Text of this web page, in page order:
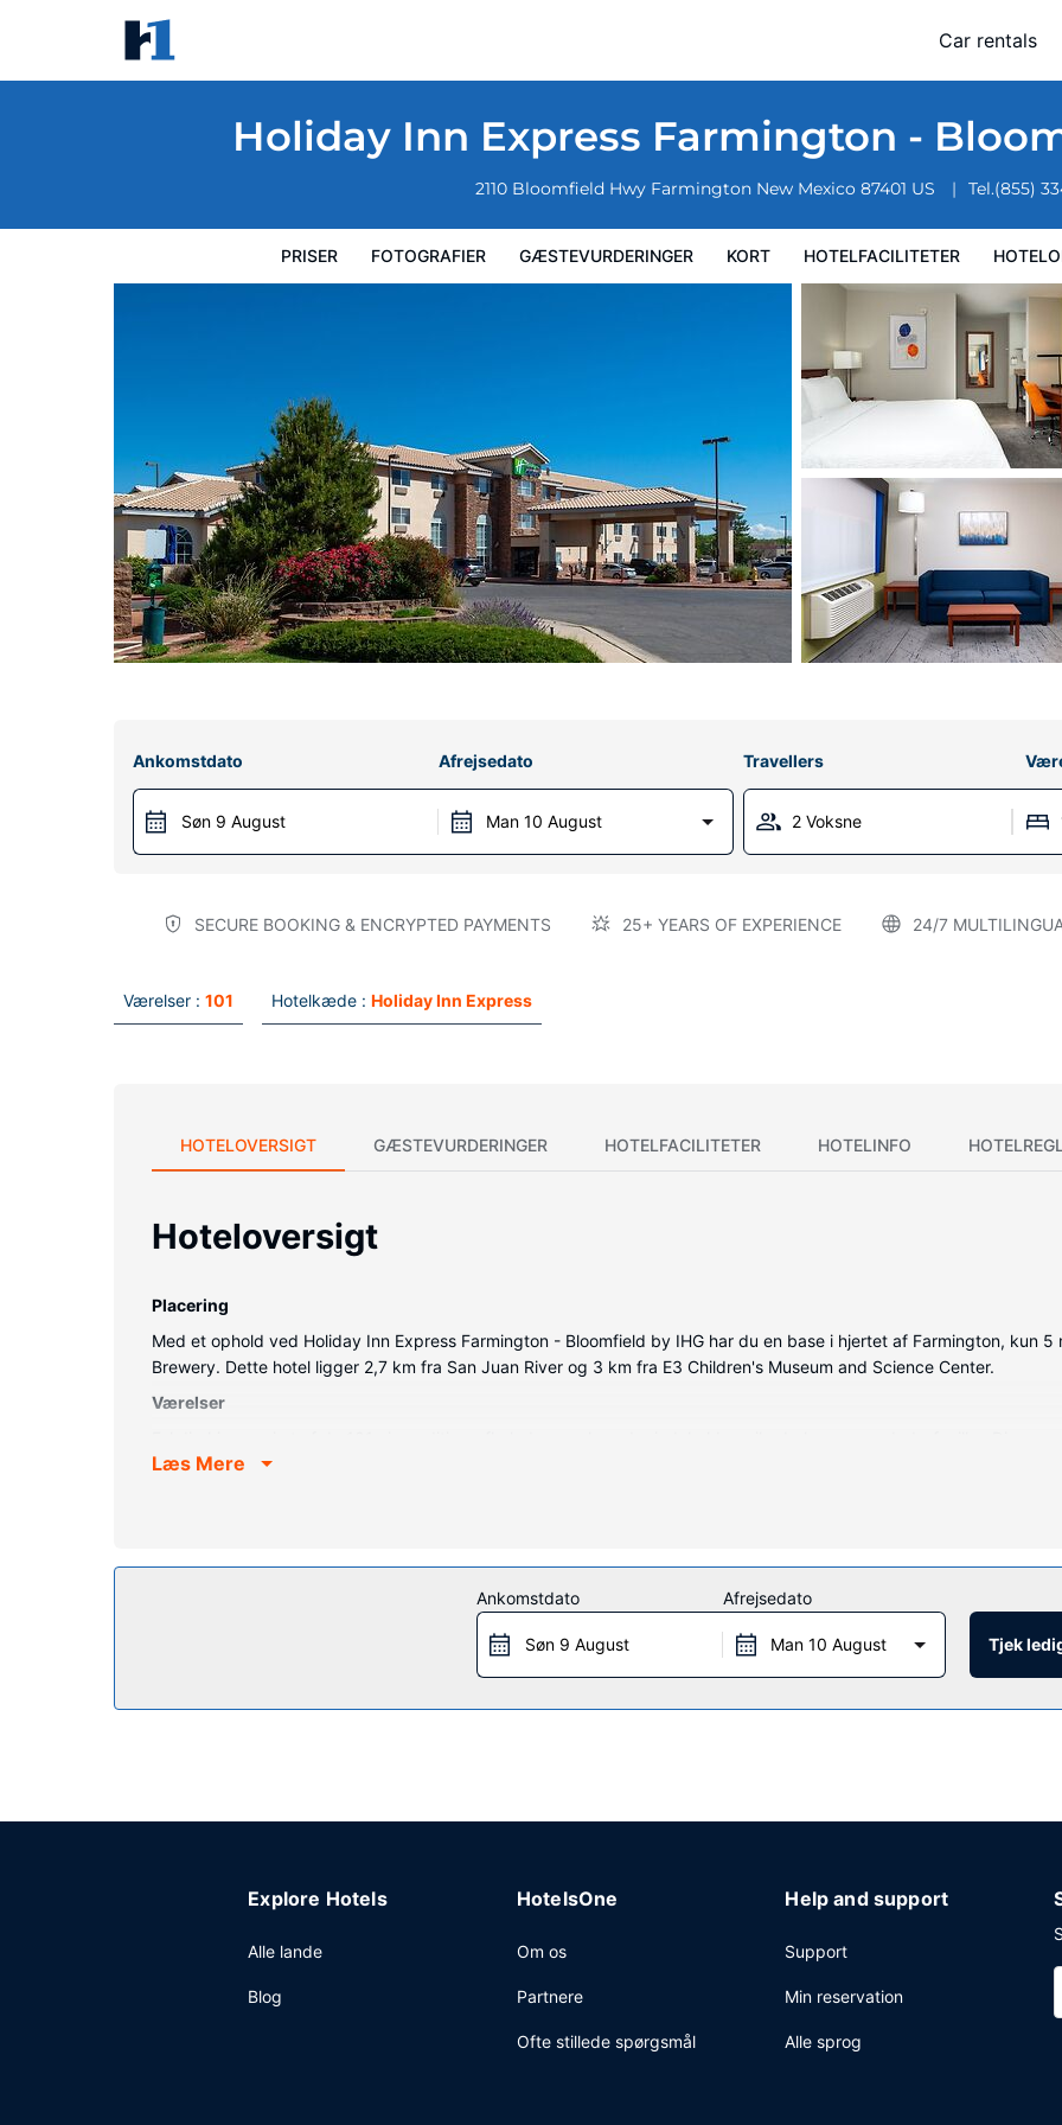
Car rentals
Holiday Inn Express Farmington -
2110 Bloomfield Hwy Farmington New Mexico 87401 US Tel.(855)
PRISER FOTOGRAFIER GÆSTEVURDERINGER KORT HOTELFACILITETER
Holiday Inn Express Farmington - Bloomfield by IHG
Priser
Ankomstdato
Søn 9 August
Afrejsedato
Man 10 August
Travellers
2 Voksne
SECURE BOOKING & ENCRYPTED PAYMENTS 25+ YEARS OF EXPERIENCE 24/7
Værelser : 101 Hotelkæde : Holiday Inn Express
HOTELOVERSIGT GÆSTEVURDERINGER HOTELFACILITETER HOTELINFO
Hoteloversigt
Placering
Med et ophold ved Holiday Inn Express Farmington - Bloomfield by IHG har du en base i hjertet af Farmington, kun
Brewery. Dette hotel ligger 2,7 km fra San Juan River og 3 km fra E3 Children's Museum and Science Center.
Værelser
sengetøj. Der er et 32-tommers fladskærms-tv med satellitkanaler, som sørger for underholdningen, og med gratis
trådløs internetadgang, gavebutik/aviskiosk og tv på fællesarealer. Har du held i spil, er det nemt at komme til
Gratis morgenmadsbuffet serveres på hverdage fra kl. 06.00 til kl. 09.30 og fra kl. 06.30 til kl. 10.00 i weekenderne.
Læs Mere
Ankomstdato
Søn 9 August
Afrejsedato
Man 10 August Tjek
Explore Hotels
Alle lande
Blog
HotelsOne
Om os
Partnere
Ofte stillede spørgsmål
Help and support
Support
Min reservation
Alle sprog